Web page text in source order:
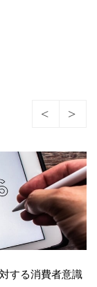
ライバシー侵害